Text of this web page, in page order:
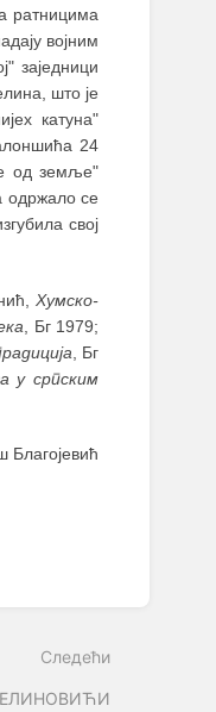
ратницима
војним
заједници
што је
катуна"
24
од земље"
одржало се
свој
Хумско-
, Бг 1979;
, Бг
у српским
Благојевић
Следећи